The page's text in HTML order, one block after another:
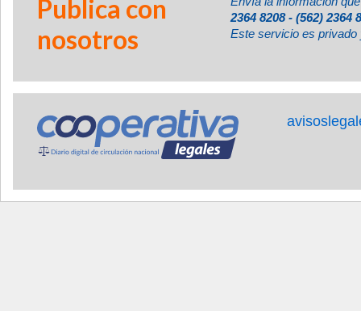
Publica con
nosotros
2364 8208 - (562) 2364
Este servicio es privado